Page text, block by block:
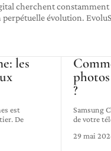
cherchent constamment
évolution.
les
est
De
?
Samsung
de votre
29 mai